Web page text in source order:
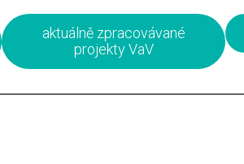
aktuálně zpracovávané
projekty VaV